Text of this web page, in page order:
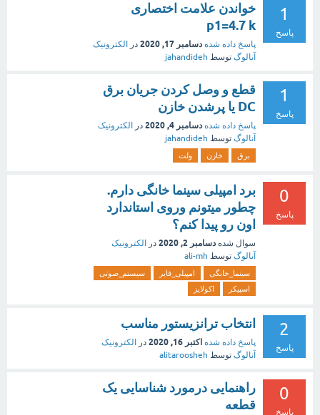
1
پاسخ
خواندن علامت اختصاری
p1=4.7 k
پاسخ داده شده دسامبر 17, 2020 در
الکترونیک
آنالوگ توسط jahandideh
1
پاسخ
قطع و وصل کردن جریان برق
DC يا پرشدن خازن
پاسخ داده شده دسامبر 4, 2020 در
الکترونیک
آنالوگ توسط jahandideh
برق خازن ولت
0
پاسخ
برد امپیلی سینما خانگی دارم.
چطور میتونم وروی استاندارد
اون رو پیدا کنم؟
سوال شده دسامبر 2, 2020 در
الکترونیک
آنالوگ توسط ali-mh
سینما_خانگی امپیلی_فایر
سیستم_صوتی
اسپیکر
اکولایز
2
پاسخ
انتخاب ترانزیستور مناسب
پاسخ داده شده اکتبر 16, 2020 در
الکترونیک
آنالوگ توسط alitaroosheh
0
پاسخ
راهنمایی درمورد شناسایی یک
قطعه